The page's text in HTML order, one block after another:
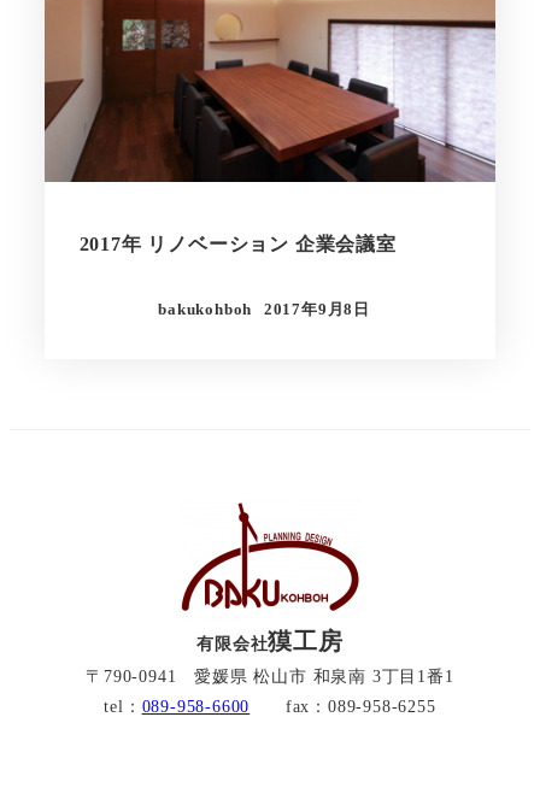
2017年 リノベーション 企業会議室
bakukohboh 2017年9月8日
有限会社獏工房
〒790-0941 愛媛県 松山市 和泉南 3丁目1番1
tel： 089-958-6600 fax：089-958-6255